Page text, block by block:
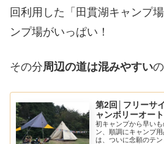
回利用した「田貫湖キャンプ
ンプ場がいっぱい！
その分周辺の道は混みやすい
第2回│フリーサ
ャンボリーオー
初キャンプから早い
ン、順調にキャンプ
は、ついに念願のテン